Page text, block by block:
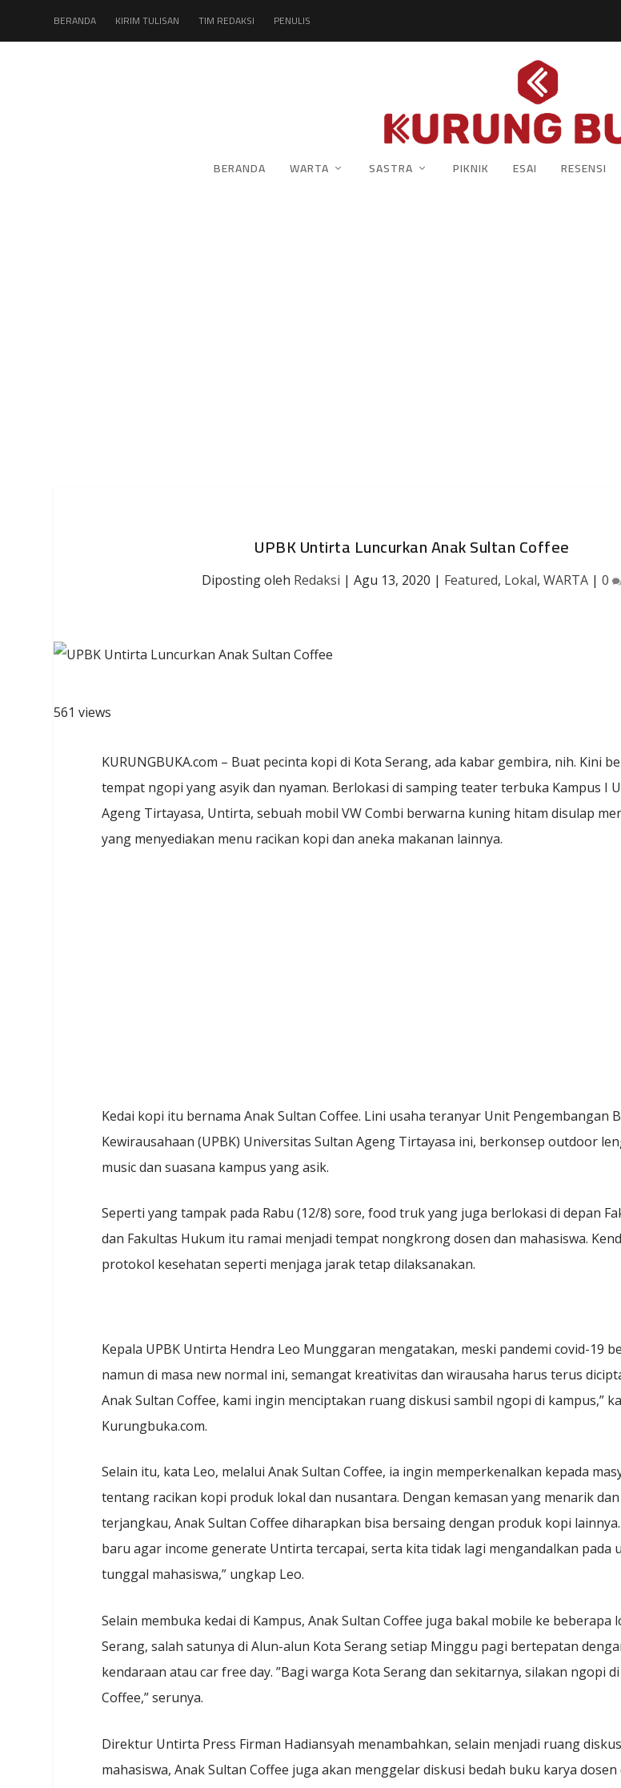
BERANDA KIRIM TULISAN TIM REDAKSI PENULIS
BERANDA WARTA SASTRA PIKNIK ESAI RESENSI
UPBK Untirta Luncurkan Anak Sultan Coffee
Diposting oleh Redaksi |Agu 13, 2020 | Featured, Lokal,WARTA |0
561 views
KURUNGBUKA.com – Buat pecinta kopi di Kota Serang, ada kabar gembira, nih. Kini
tempat ngopi yang asyik dan nyaman. Berlokasi di samping teater terbuka Kampus I
Ageng Tirtayasa, Untirta, sebuah mobil VW Combi berwarna kuning hitam disulap
yang menyediakan menu racikan kopi dan aneka makanan lainnya.
Kedai kopi itu bernama Anak Sultan Coffee. Lini usaha teranyar Unit Pengembangan
Kewirausahaan (UPBK) Universitas Sultan Ageng Tirtayasa ini, berkonsep outdoor
music dan suasana kampus yang asik.
Seperti yang tampak pada Rabu (12/8) sore, food truk yang juga berlokasi di depan
dan Fakultas Hukum itu ramai menjadi tempat nongkrong dosen dan mahasiswa.
protokol kesehatan seperti menjaga jarak tetap dilaksanakan.
Kepala UPBK Untirta Hendra Leo Munggaran mengatakan, meski pandemi covid-19
namun di masa new normal ini, semangat kreativitas dan wirausaha harus terus
Anak Sultan Coffee, kami ingin menciptakan ruang diskusi sambil ngopi di kampus,”
Kurungbuka.com.
Selain itu, kata Leo, melalui Anak Sultan Coffee, ia ingin memperkenalkan kepada
tentang racikan kopi produk lokal dan nusantara. Dengan kemasan yang menarik
terjangkau, Anak Sultan Coffee diharapkan bisa bersaing dengan produk kopi
baru agar income generate Untirta tercapai, serta kita tidak lagi mengandalkan pada
tunggal mahasiswa,” ungkap Leo.
Selain membuka kedai di Kampus, Anak Sultan Coffee juga bakal mobile ke beberapa
Serang, salah satunya di Alun-alun Kota Serang setiap Minggu pagi bertepatan
kendaraan atau car free day. ”Bagi warga Kota Serang dan sekitarnya, silakan ngopi
Coffee,” serunya.
Direktur Untirta Press Firman Hadiansyah menambahkan, selain menjadi ruang
mahasiswa, Anak Sultan Coffee juga akan menggelar diskusi bedah buku karya dosen